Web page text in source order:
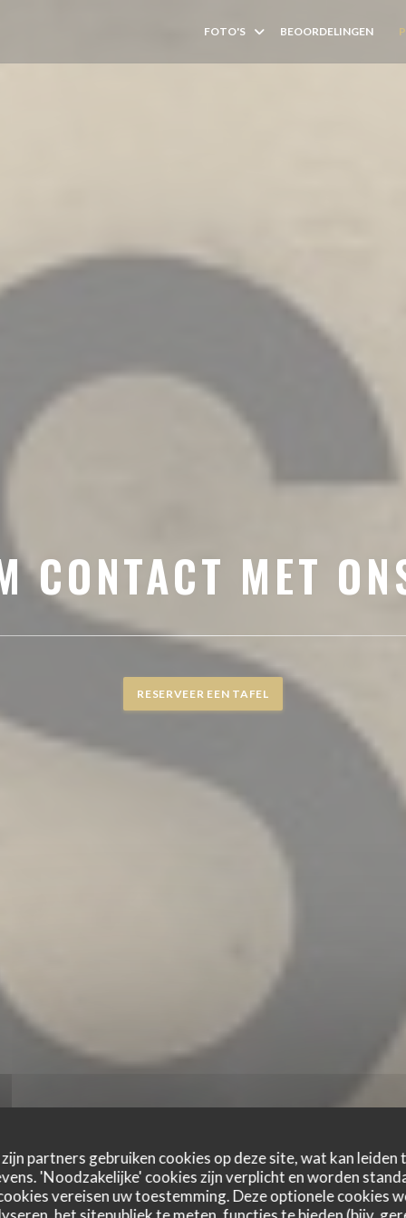
partners gebruiken cookies op deze site, wat kan
'Noodzakelijke' cookies zijn verplicht en worden
vereisen uw toestemming. Deze optionele cookies
FOTO'S BEOORDELINGEN
CONTACT MET
RESERVEER EEN TAFEL